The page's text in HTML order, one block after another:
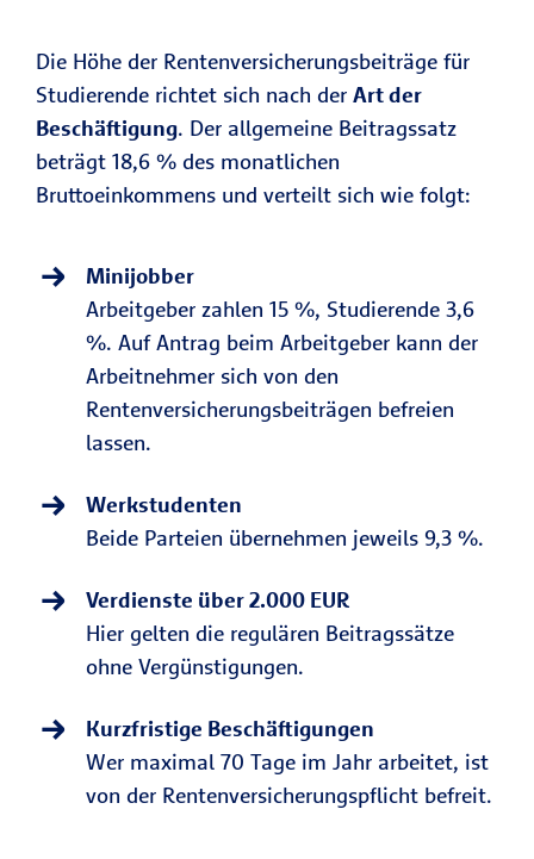
Die Höhe der Rentenversicherungsbeiträge für
Studierende richtet sich nach der Art der
Beschäftigung. Der allgemeine Beitragssatz
beträgt 18,6 % des monatlichen
Bruttoeinkommens und verteilt sich wie folgt:
Minijobber
Arbeitgeber zahlen 15 %, Studierende 3,6
%. Auf Antrag beim Arbeitgeber kann der
Arbeitnehmer sich von den
Rentenversicherungsbeiträgen befreien
lassen.
Werkstudenten
Beide Parteien übernehmen jeweils 9,3 %.
Verdienste über 2.000 EUR
Hier gelten die regulären Beitragssätze
ohne Vergünstigungen.
Kurzfristige Beschäftigungen
Wer maximal 70 Tage im Jahr arbeitet, ist
von der Rentenversicherungspflicht befreit.